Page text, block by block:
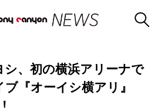
、初の横浜アリーナで
『オーイシ横アリ』